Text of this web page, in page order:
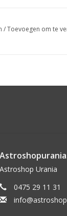
/Toevoegen om te
Astroshop Urania
0475 29 11 31